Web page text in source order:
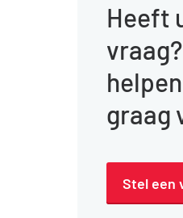
Heeft
graag
Stel een